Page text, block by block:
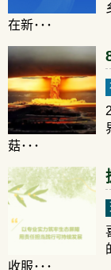
在新･･･
菇･･･
收服･･･